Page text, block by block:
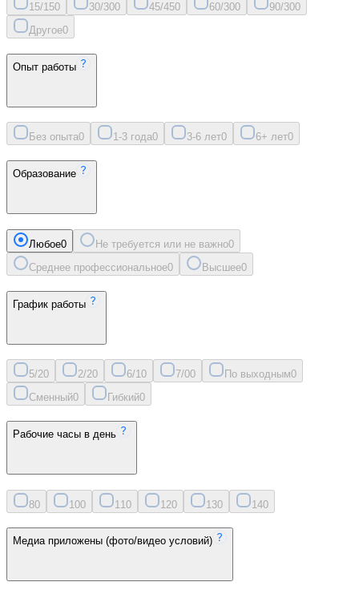
15/150 30/300 45/450 60/300 90/300
Другое0
Опыт работы
Без опыта0 1-3 года0 3-6 лет0 6+ лет0
Образование
Любое0 Не требуется или не важно0
Среднее профессиональное0 Высшее0
График работы
5/20 2/20 6/10 7/00 По выходным0
Сменный0 Гибкий0
Рабочие часы в день
80 100 11 0 120 130 140
Медиа приложены (фото/видео условий)